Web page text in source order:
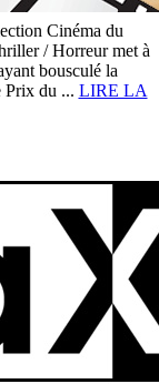
Cinéma du
/ Horreur met à
bousculé la
Prix du ... LIRE LA